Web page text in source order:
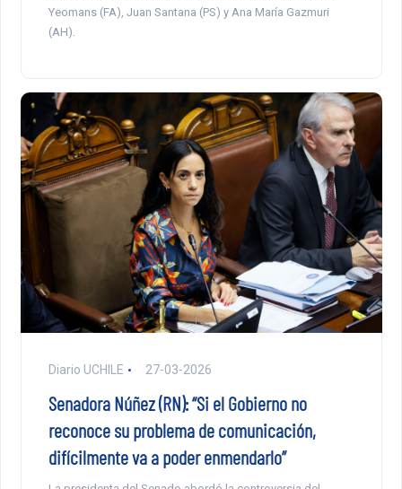
Yeomans (FA), Juan Santana (PS) y Ana María Gazmuri
(AH).
Diario UCHILE 27-03-2026
Senadora Núñez (RN): “Si el Gobierno no
reconoce su problema de comunicación,
difícilmente va a poder enmendarlo”